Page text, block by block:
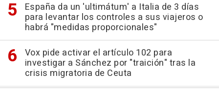
España da un 'ultimátum' a Italia de 3 días
para levantar los controles a sus viajeros o
habrá "medidas proporcionales"
Vox pide activar el artículo 102 para
investigar a Sánchez por "traición" tras la
crisis migratoria de Ceuta